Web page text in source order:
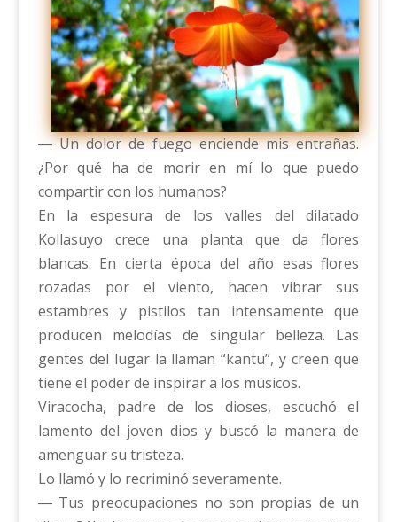
― Un dolor de fuego enciende mis entrañas.
¿Por qué ha de morir en mí lo que puedo
compartir con los humanos?
En la espesura de los valles del dilatado
Kollasuyo crece una planta que da flores
blancas. En cierta época del año esas flores
rozadas por el viento, hacen vibrar sus
estambres y pistilos tan intensamente que
producen melodías de singular belleza. Las
gentes del lugar la llaman “kantu”, y creen que
tiene el poder de inspirar a los músicos.
Viracocha, padre de los dioses, escuchó el
lamento del joven dios y buscó la manera de
amenguar su tristeza.
Lo llamó y lo recriminó severamente.
― Tus preocupaciones no son propias de un